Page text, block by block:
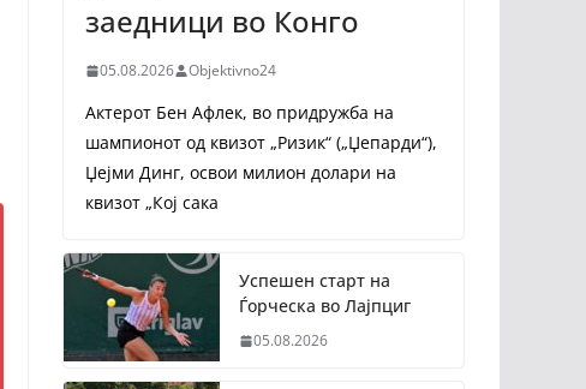
заедници во Конго
05.08.2026 Objektivno24
Актерот Бен Афлек, во придружба на
шампионот од квизот „Ризик“ („Џепарди“),
Џејми Динг, освои милион долари на
квизот „Кој сака
Успешен старт на
Ѓорческа во Лајпциг
05.08.2026